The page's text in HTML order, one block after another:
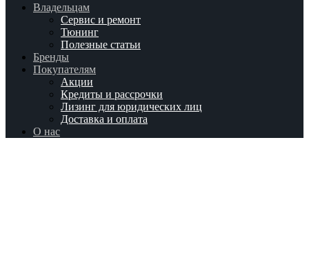
Владельцам
Сервис и ремонт
Тюнинг
Полезные статьи
Бренды
Покупателям
Акции
Кредиты и рассрочки
Лизинг для юридических лиц
Доставка и оплата
О нас